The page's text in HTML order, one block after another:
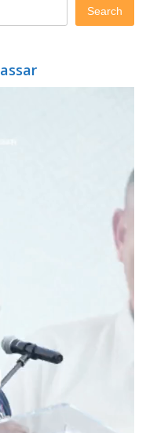
Search